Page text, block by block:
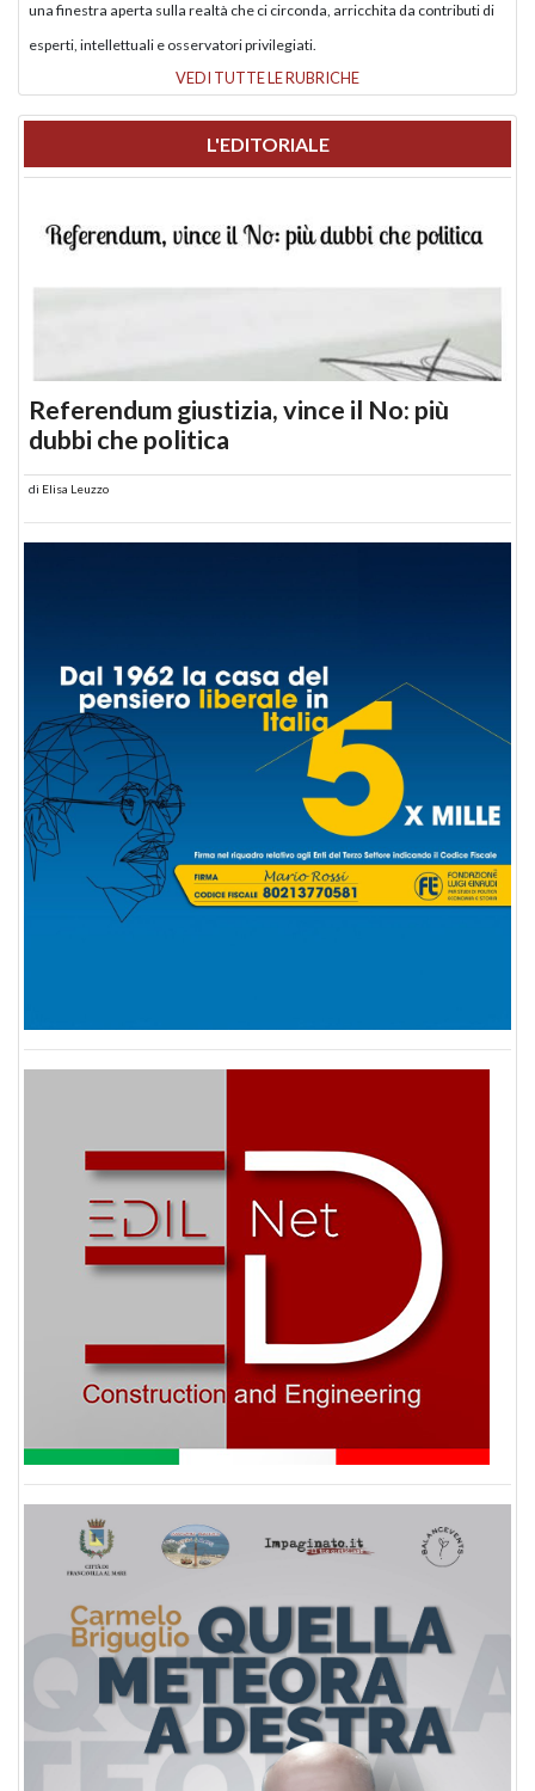
una finestra aperta sulla realtà che ci circonda, arricchita da contributi di
esperti, intellettuali e osservatori privilegiati.
VEDI TUTTE LE RUBRICHE
L'EDITORIALE
Referendum giustizia, vince il No: più
dubbi che politica
di Elisa Leuzzo